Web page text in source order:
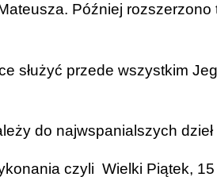
Później rozszerzono
służyć przede wszystkim
do najwspanialszych
czyli Wielki Piątek,